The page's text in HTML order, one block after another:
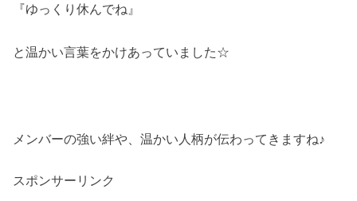
『ゆっくり休んでね』
と温かい言葉をかけあっていました☆
メンバーの強い絆や、温かい人柄が伝わってきますね♪
スポンサーリンク